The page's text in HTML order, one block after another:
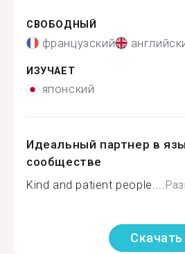
СВОБОДНЫЙ
французский
ИЗУЧАЕТ
японский
Идеальный партнер в
сообществе
Kind and patient people....